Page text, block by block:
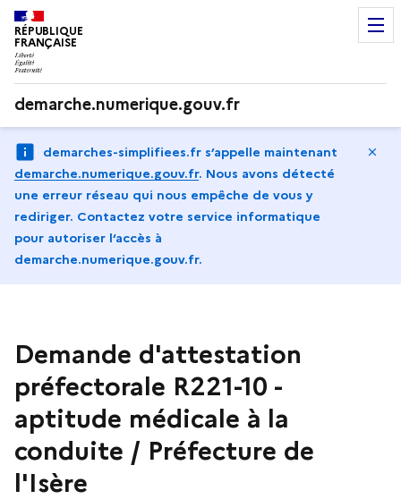
RÉPUBLIQUE
FRANÇAISE
demarche.numerique.gouv.fr
demarches-simplifiees.fr s’appelle maintenant
demarche.numerique.gouv.fr. Nous avons détecté
une erreur réseau qui nous empêche de vous y
rediriger. Contactez votre service informatique
pour autoriser l‘accès à
demarche.numerique.gouv.fr.
Demande d'attestation
préfectorale R221-10 -
aptitude médicale à la
conduite / Préfecture de
l'Isère